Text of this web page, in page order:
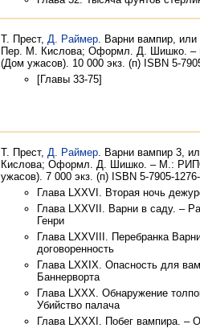
Т. Прест, Д. Раймер. Варни вампир,
Пер. М. Кислова; Оформл. Д. Шишко.
(Дом ужасов). 10 000 экз. (п) ISBN 5-
[Главы 33-75]
Т. Прест, Д. Раймер. Варни вампир 3,
Кислова; Оформл. Д. Шишко. – М.:
ужасов). 7 000 экз. (п) ISBN 5-7905-
Глава LXXVI. Вторая ночь
Глава LXXVII. Варни в саду. –
Генри
Глава LXXVIII. Перебранка
договоренность
Глава LXXIX. Опасность для
Баннерворта
Глава LXXX. Обнаружение
Убийство палача
Глава LXXXI. Побег вампира. –